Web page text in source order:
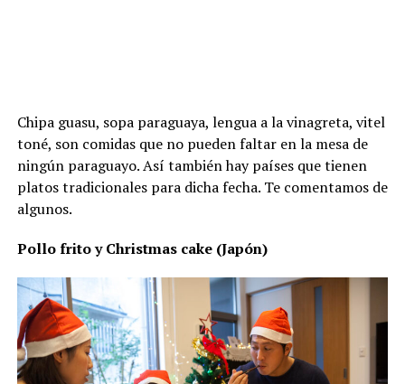
Chipa guasu, sopa paraguaya, lengua a la vinagreta, vitel
toné, son comidas que no pueden faltar en la mesa de
ningún paraguayo. Así también hay países que tienen
platos tradicionales para dicha fecha. Te comentamos de
algunos.
Pollo frito y Christmas cake (Japón)